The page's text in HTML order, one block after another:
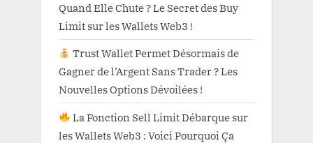
Quand Elle Chute ? Le Secret des Buy
Limit sur les Wallets Web3 !
Trust Wallet Permet Désormais de
Gagner de l’Argent Sans Trader ? Les
Nouvelles Options Dévoilées !
La Fonction Sell Limit Débarque sur
les Wallets Web3 : Voici Pourquoi Ça